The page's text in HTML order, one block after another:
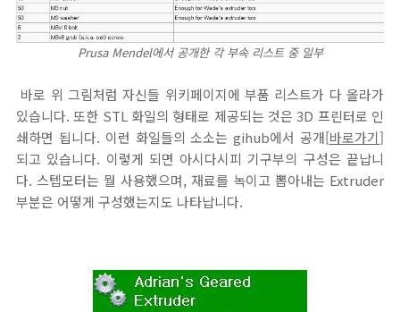
Prusa Mendel에서 공개한 각 부속 리스트 중 일부
바로 위 그림처럼 자신들 위키페이지에 부품 리스트가 다 올라가
있습니다. 또한 STL 화일의 형태로 제공되는 것은 3D 프린터로 인
쇄하면 됩니다. 이런 화일들의 소소는 gihub에서 공개[바로가기]
되고 있습니다. 이렇게 되면 아시다시피 기구부의 구성은 끝납니
다. 스텝모터는 뭘 사용했으며, 재료를 녹이고 뽑아내는 Extruder
부분은 어떻게 구성했는지도 나타납니다.